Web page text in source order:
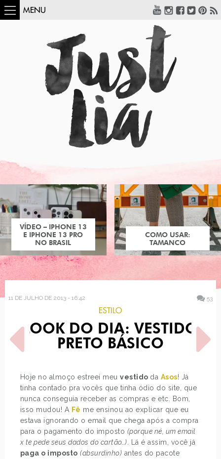
MENU
COMO USAR:
TAMANCO
11 DE JULHO DE 2013 - 16:42 53
ESTILO
LOOK DO DIA: VESTIDO
PRETO BÁSICO
Hoje no almoço estreei meuvestido da Asos! Já
tinha contado pra vocês que tinha ódio do site, que
nunca conseguia receber as compras e etc. Bom,
isso mudou! A Fê me ensinou ao explicar que eu
estava ignorando o email que chega após a compra
para o pagamento do imposto (porque né, um email
x te pede seus dados do cartão…) . Lá é assim, você já
paga o imposto (absurdinho) antes do pacote
POST ANTERIOR
LOOK DO DIA: ALPARGATA
DE RENDA, PETITE JOLIE…
PRÓXIMO POST
ESTILO KATE MIDDLETON
NA GRAVIDEZ